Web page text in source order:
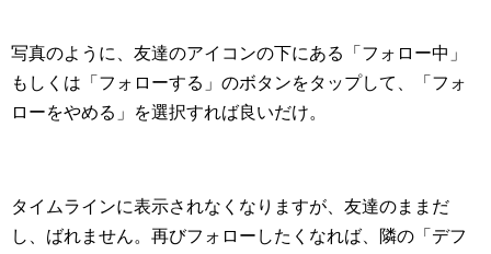
写真のように、友達のアイコンの下にある「フォロー中」
もしくは「フォローする」のボタンをタップして、「フォ
ローをやめる」を選択すれば良いだけ。
タイムラインに表示されなくなりますが、友達のままだ
し、ばれません。再びフォローしたくなれば、隣の「デフ